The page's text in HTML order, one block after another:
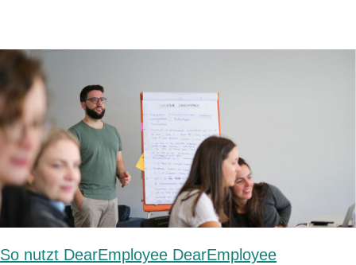
So nutzt DearEmployee DearEmployee